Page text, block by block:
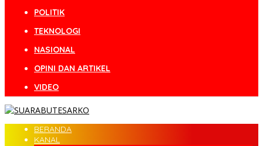
POLITIK
TEKNOLOGI
NASIONAL
OPINI DAN ARTIKEL
VIDEO
BERANDA
KANAL